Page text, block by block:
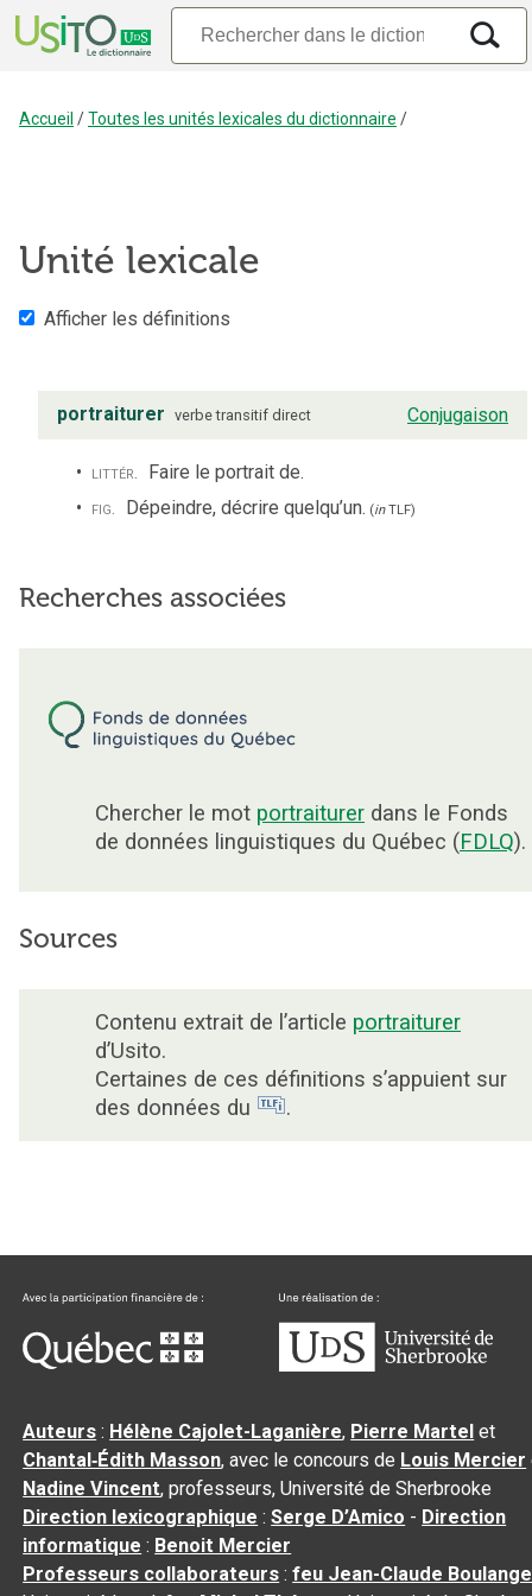
Accueil /Toutes les unités lexicales du dictionnaire /
Unité lexicale
Afficher les définitions
portraiturer verbe transitif direct Conjugaison
littér. Faire le portrait de.
fig. Dépeindre, décrire quelqu’un. (inTLF)
Recherches associées
Chercher le mot portraiturer dans le Fonds
de données linguistiques du Québec (FDLQ).
Sources
Contenu extrait de l’article portraiturer
d’Usito.
Certaines de ces définitions s’appuient sur
des données du
.
Auteurs : Hélène Cajolet-Laganière, Pierre Martel et
Chantal‑Édith Masson, avec le concours de Louis Mercier
Nadine Vincent, professeurs, Université de Sherbrooke
Direction lexicographique :Serge D’Amico - Direction
informatique : Benoit Mercier
Professeurs collaborateurs :feu Jean-Claude